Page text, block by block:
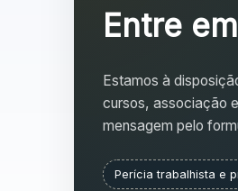
Entre
Estamos à
cursos, associação
mensagem pelo
Perícia trabalhista e